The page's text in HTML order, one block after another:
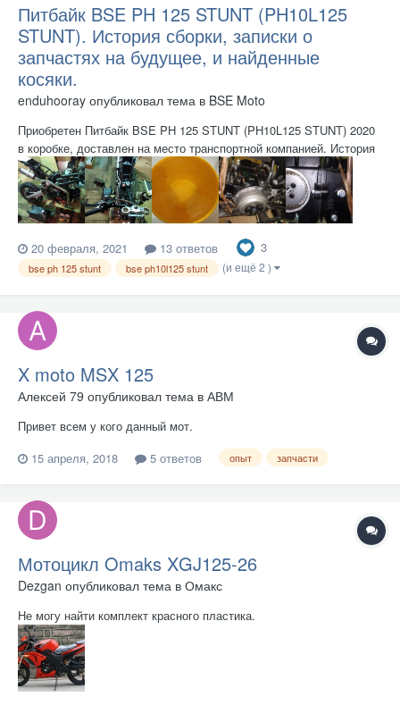
Питбайк BSE PH 125 STUNT (PH10L125
STUNT). История сборки, записки о
запчастях на будущее, и найденные
косяки.
enduhooray опубликовал тема в BSE Moto
Приобретен Питбайк BSE PH 125 STUNT (PH10L125 STUNT) 2020
в коробке, доставлен на место транспортной компанией. История
сборки, записки о запчастях на будущее, и найденные косяки. С
картинками. Картонная коробка снята, стальная клетка на болтах
разобрана и пит откручен от нее...
20 февраля, 2021 13 ответов 3
bse ph 125 stunt bse ph10l125 stunt (и ещё 2 )
X moto MSX 125
Алексей 79 опубликовал тема в АВМ
Привет всем у кого данный мот.
15 апреля, 2018
5 ответов опыт запчасти
Мотоцикл Omaks XGJ125-26
Dezgan опубликовал тема в Омакс
Не могу найти комплект красного пластика.